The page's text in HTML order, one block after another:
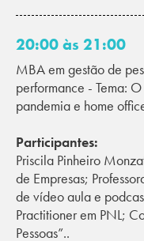
20:00 às 21:00
MBA em gestão de
performance - Tema:
pandemia e home
Participantes:
Priscila Pinheiro
de Empresas;
de vídeo aula e
Practitioner em PNL;
Pessoas”..